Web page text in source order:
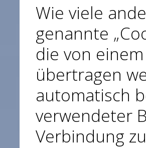
Wie viele
genannte
die von
übertragen
automatisch
verwendeter
Verbindung